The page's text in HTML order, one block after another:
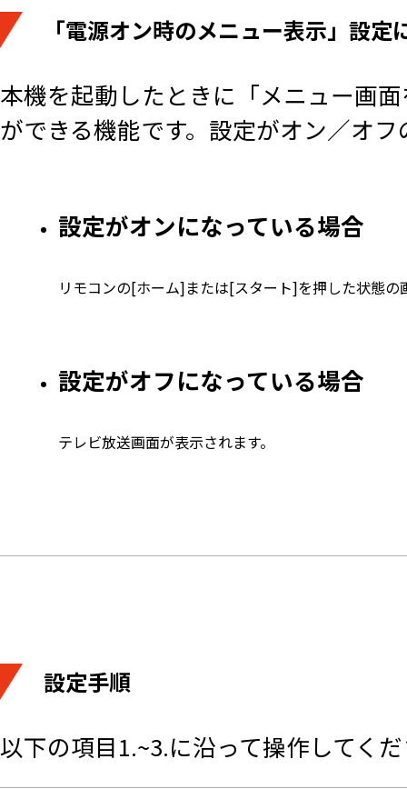
「電源オン時のメニュー表示」設定
本機を起動したときに「メニュー画
ができる機能です。設定がオン／オ
設定がオンになっている場合
リモコンの[ホーム]または[スタート]を押した状態の
設定がオフになっている場合
テレビ放送画面が表示されます。
設定手順
以下の項目1.~3.に沿って操作してく